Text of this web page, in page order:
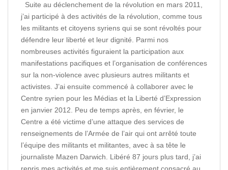
Suite au déclenchement de la révolution en mars 2011,
j’ai participé à des activités de la révolution, comme tous
les militants et citoyens syriens qui se sont révoltés pour
défendre leur liberté et leur dignité. Parmi nos
nombreuses activités figuraient la participation aux
manifestations pacifiques et l’organisation de conférences
sur la non-violence avec plusieurs autres militants et
activistes. J’ai ensuite commencé à collaborer avec le
Centre syrien pour les Médias et la Liberté d’Expression
en janvier 2012. Peu de temps après, en février, le
Centre a été victime d’une attaque des services de
renseignements de l’Armée de l’air qui ont arrêté toute
l’équipe des militants et militantes, avec à sa tête le
journaliste Mazen Darwich. Libéré 87 jours plus tard, j’ai